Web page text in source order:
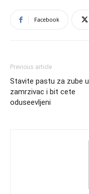
Facebook
Previous article
Stavite pastu za zube u
zamrzivac i bit cete
oduseevljeni